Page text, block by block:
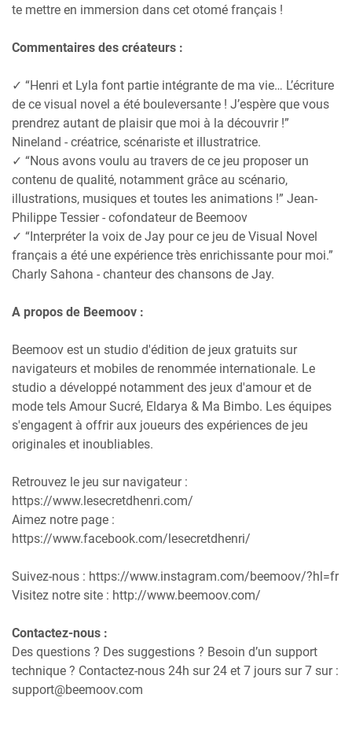
te mettre en immersion dans cet otomé français !
Commentaires des créateurs :
✓ “Henri et Lyla font partie intégrante de ma vie… L’écriture
de ce visual novel a été bouleversante ! J’espère que vous
prendrez autant de plaisir que moi à la découvrir !”
Nineland - créatrice, scénariste et illustratrice.
✓ “Nous avons voulu au travers de ce jeu proposer un
contenu de qualité, notamment grâce au scénario,
illustrations, musiques et toutes les animations !” Jean-
Philippe Tessier - cofondateur de Beemoov
✓ “Interpréter la voix de Jay pour ce jeu de Visual Novel
français a été une expérience très enrichissante pour moi.”
Charly Sahona - chanteur des chansons de Jay.
A propos de Beemoov :
Beemoov est un studio d'édition de jeux gratuits sur
navigateurs et mobiles de renommée internationale. Le
studio a développé notamment des jeux d'amour et de
mode tels Amour Sucré, Eldarya & Ma Bimbo. Les équipes
s'engagent à offrir aux joueurs des expériences de jeu
originales et inoubliables.
Retrouvez le jeu sur navigateur :
https://www.lesecretdhenri.com/
Aimez notre page :
https://www.facebook.com/lesecretdhenri/
Suivez-nous : https://www.instagram.com/beemoov/?hl=fr
Visitez notre site : http://www.beemoov.com/
Contactez-nous :
Des questions ? Des suggestions ? Besoin d’un support
technique ? Contactez-nous 24h sur 24 et 7 jours sur 7 sur :
support@beemoov.com